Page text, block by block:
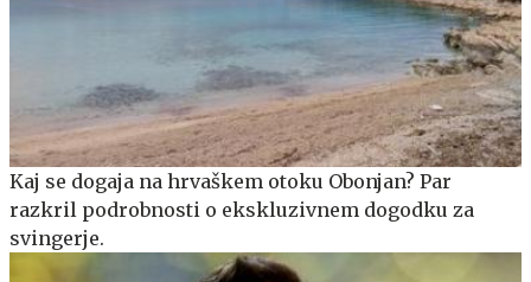
Kaj se dogaja na hrvaškem otoku Obonjan? Par
razkril podrobnosti o ekskluzivnem dogodku za
svingerje.